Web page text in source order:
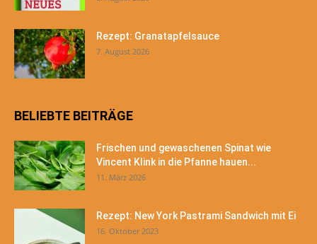
Rezept: Granatapfelsauce
7. August 2026
BELIEBTE BEITRÄGE
Frischen und gewaschenen Spinat wie
Vincent Klink in die Pfanne hauen...
11. März 2026
Rezept: New York Pastrami Sandwich mit Ei
16. Oktober 2023